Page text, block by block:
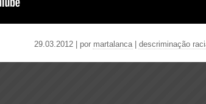
29.03.2012 | por martalanca| descriminação